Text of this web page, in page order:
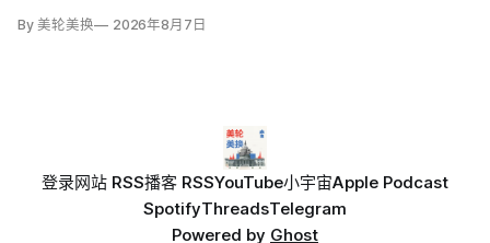
By 美轮美换 2026年8月7日
登录网站 RSS播客 RSSYouTube小宇宙Apple Podcast
SpotifyThreadsTelegram
Powered by Ghost